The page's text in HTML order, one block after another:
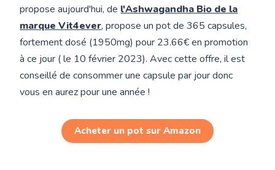
propose aujourd'hui, de l'Ashwagandha Bio de la
marque Vit4ever, propose un pot de 365 capsules,
fortement dosé (1950mg) pour 23.66€ en promotion
à ce jour ( le 10 février 2023). Avec cette offre, il est
conseillé de consommer une capsule par jour donc
vous en aurez pour une année !
Acheter un pot sur Amazon